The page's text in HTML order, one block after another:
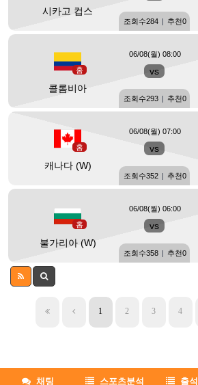
시카고 컵스
조회수284 | 추천0
홈
콜롬비아
vs
06/08(월) 08:00
조회수293 | 추천0
홈
캐나다 (W)
vs
06/08(월) 07:00
조회수352 | 추천0
홈
불가리아 (W)
vs
06/08(월) 06:00
조회수358 | 추천0
1 2 3 4
채팅 스포츠분석 출